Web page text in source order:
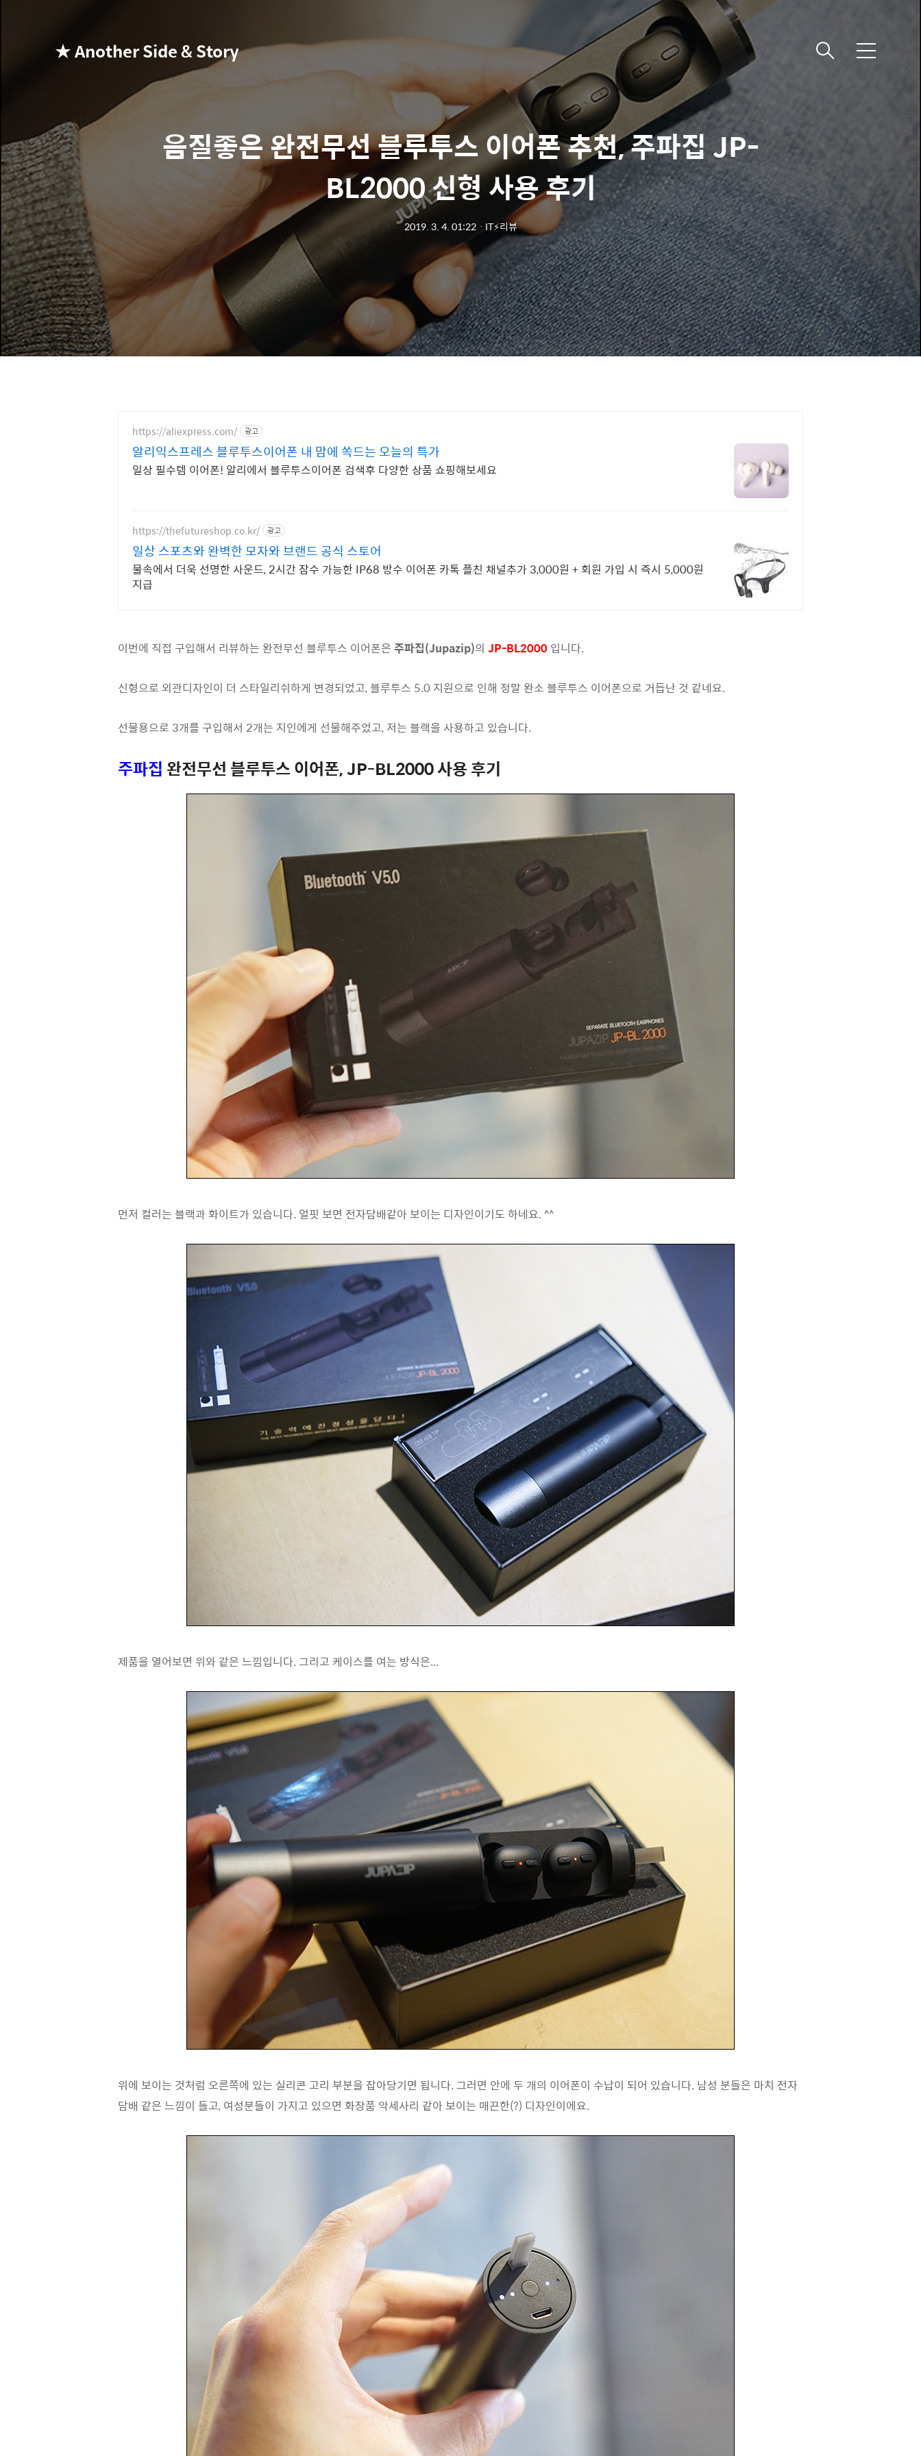
★ Another Side & Story 메
음질좋은 완전무선 블루투스 이어폰 추천, 주파집 JP-
BL2000 신형 사용 후기
2019. 3. 4. 01:22ㆍ IT⚡리뷰
https://aliexpress.com/ 광고
알리익스프레스 블루투스이어폰 내 맘에 쏙드는 오늘의 특가
일상 필수템 이어폰! 알리에서 블루투스이어폰 검색후 다양한 상품 쇼핑해보세요
https://thefutureshop.co.kr/ 광고
일상 스포츠와 완벽한 모자와 브랜드 공식 스토어
물속에서 더욱 선명한 사운드, 2시간 잠수 가능한 IP68 방수 이어폰 카톡 플친 채널추가 3,000원 + 회원 가입 시 즉시 5,000원
지급
이번에 직접 구입해서 리뷰하는 완전무선 블루투스 이어폰은 주파집(Jupazip)의 JP-BL2000 입니다.
신형으로 외관디자인이 더 스타일리쉬하게 변경되었고, 블루투스 5.0 지원으로 인해 정말 완소 블루투스 이어폰으로 거듭난 것 같네요.
선물용으로 3개를 구입해서 2개는 지인에게 선물해주었고, 저는 블랙을 사용하고 있습니다.
주파집 완전무선 블루투스 이어폰, JP-BL2000 사용 후기
먼저 컬러는 블랙과 화이트가 있습니다. 얼핏 보면 전자담배같아 보이는 디자인이기도 하네요. ^^
제품을 열어보면 위와 같은 느낌입니다. 그리고 케이스를 여는 방식은...
위에 보이는 것처럼 오른쪽에 있는 실리콘 고리 부분을 잡아당기면 됩니다. 그러면 안에 두 개의 이어폰이 수납이 되어 있습니다. 남성 분들은 마치 전자
담배 같은 느낌이 들고, 여성분들이 가지고 있으면 화장품 악세사리 같아 보이는 매끈한(?) 디자인이에요.